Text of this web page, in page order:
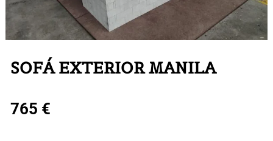
SOFÁ EXTERIOR MANILA
765 €